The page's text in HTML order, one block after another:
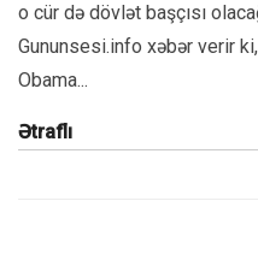
o cür də dövlət başçısı
Gununsesi.info xəbər verir
Obama...
Ətraflı